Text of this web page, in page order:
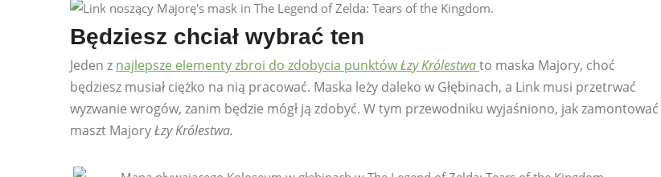
Będziesz chciał wybrać ten
Jeden z najlepsze elementy zbroi do zdobycia punktówŁzy Królestwato maska ​​Majory, choć
będziesz musiał ciężko na nią pracować. Maska leży daleko w Głębinach, a Link musi przetrwać
wyzwanie wrogów, zanim będzie mógł ją zdobyć. W tym przewodniku wyjaśniono, jak zamontować
maszt MajoryŁzy Królestwa.